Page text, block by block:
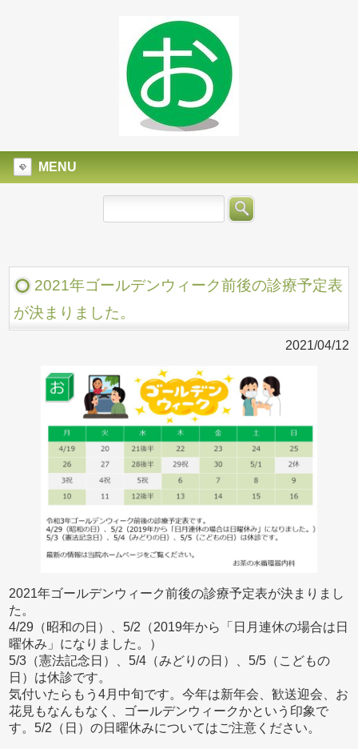
MENU
2021年ゴールデンウィーク前後の診療予定表
が決まりました。
2021/04/12
2021年ゴールデンウィーク前後の診療予定表が決まりまし
た。
4/29（昭和の日）、5/2（2019年から「日月連休の場合は日
曜休み」になりました。）
5/3（憲法記念日）、5/4（みどりの日）、5/5（こどもの
日）は休診です。
気付いたらもう4月中旬です。今年は新年会、歓送迎会、お
花見もなんもなく、ゴールデンウィークかという印象で
す。5/2（日）の日曜休みについてはご注意ください。